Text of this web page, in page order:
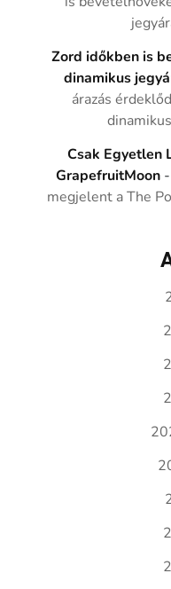
Zord időkben is
dinamikus
árazás
Csak Egyetlen
GrapefruitMoon -
megjelent a The